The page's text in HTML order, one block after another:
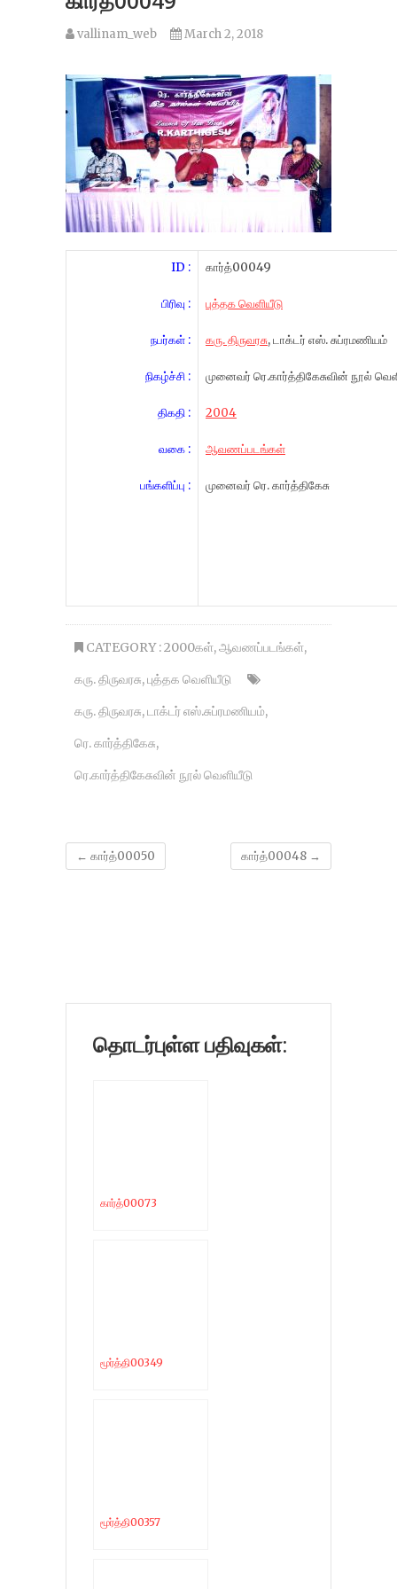
vallinam_web March 2, 2018
ID :
பிரிவு :
நபர்கள் :
நிகழ்ச்சி :
திகதி :
வகை :
பங்களிப்பு :
கார்த்00049
புத்தக வெளியீடு
கரு. திருவரசு, டாக்டர் எஸ். சுப்ரமணியம்
முனைவர் ரெ.கார்த்திகேசுவின் நூல்
2004
ஆவணப்படங்கள்
முனைவர் ரெ. கார்த்திகேசு
CATEGORY :2000கள்,ஆவணப்படங்கள்,
கரு. திருவரசு,புத்தக வெளியீடு
கரு. திருவரசு,டாக்டர் எஸ்.சுப்ரமணியம்,
ரெ. கார்த்திகேசு,
ரெ.கார்த்திகேசுவின் நூல் வெளியீடு
← கார்த்00050 கார்த்00048 →
தொடர்புள்ள பதிவுகள்:
கார்த்00073
மூர்த்தி00349
மூர்த்தி00357